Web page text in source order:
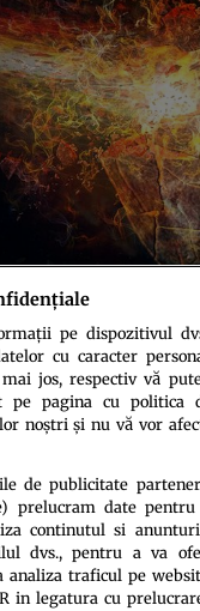
de confidenţialitate
pe dispozitivul
cu caracter
jos, respectiv vă
pe pagina cu politica
noștri și nu vă vor
de publicitate
prelucram date
continutul si
dvs., pentru a va
analiza traficul pe
in legatura cu